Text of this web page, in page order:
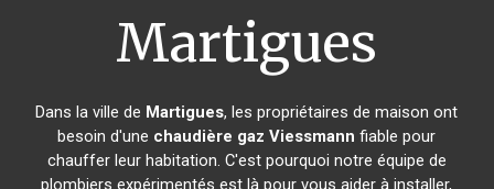
Martigues
Dans la ville de Martigues, les propriétaires de maison ont
besoin d'une chaudière gaz Viessmann fiable pour
chauffer leur habitation. C'est pourquoi notre équipe de
plombiers expérimentés est là pour vous aider à installer,